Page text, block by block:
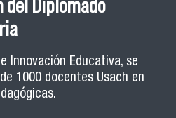
Diplomado
Innovación Educativa, se
1000 docentes Usach en
rol estudiantil
y herramientas
la Escuela de Ayudantes
el rol de los y las